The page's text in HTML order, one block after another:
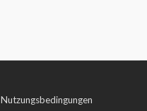
Nutzungsbedingungen